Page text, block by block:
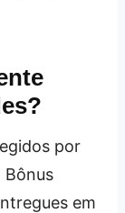
por
Bônus
em